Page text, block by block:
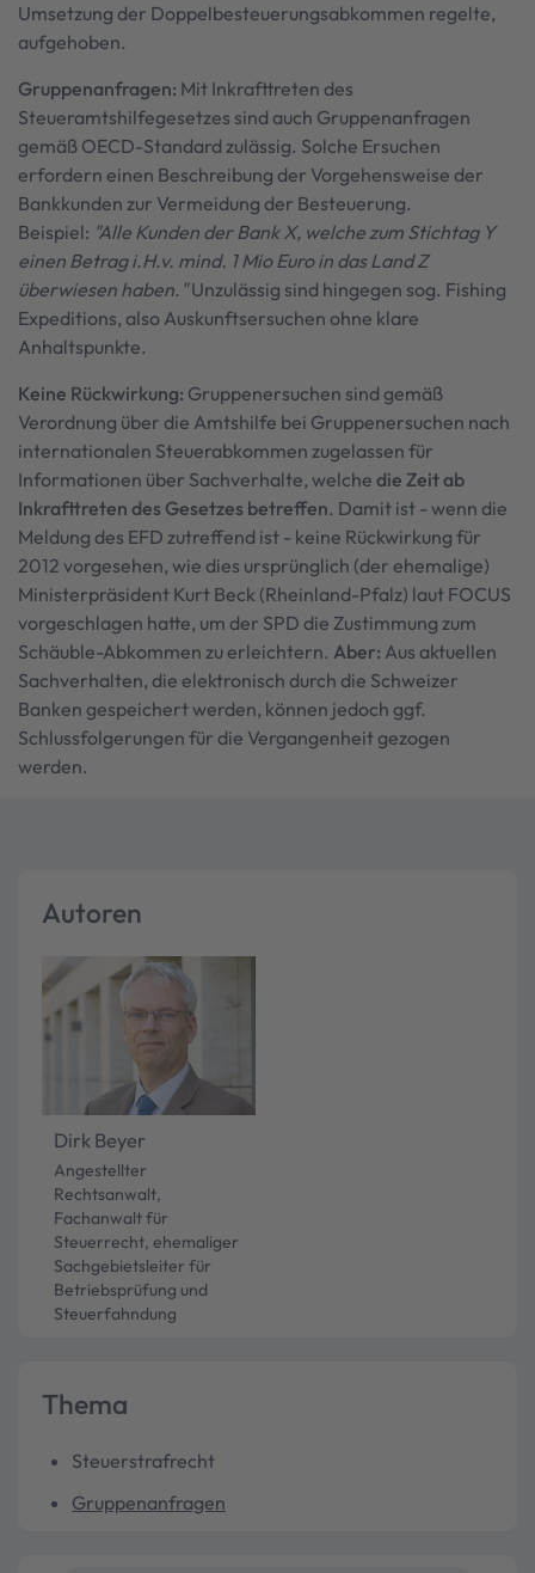
Umsetzung der Doppelbesteuerungsabkommen regelte,
aufgehoben.
Gruppenanfragen: Mit Inkrafttreten des
Steueramtshilfegesetzes sind auch Gruppenanfragen
gemäß OECD-Standard zulässig. Solche Ersuchen
erfordern einen Beschreibung der Vorgehensweise der
Bankkunden zur Vermeidung der Besteuerung.
Beispiel: "Alle Kunden der Bank X, welche zum Stichtag Y
einen Betrag i.H.v. mind. 1 Mio Euro in das Land Z
überwiesen haben."Unzulässig sind hingegen sog. Fishing
Expeditions, also Auskunftsersuchen ohne klare
Anhaltspunkte.
Keine Rückwirkung: Gruppenersuchen sind gemäß
Verordnung über die Amtshilfe bei Gruppenersuchen nach
internationalen Steuerabkommen zugelassen für
Informationen über Sachverhalte, welche die Zeit ab
Inkrafttreten des Gesetzes betreffen. Damit ist - wenn die
Meldung des EFD zutreffend ist - keine Rückwirkung für
2012 vorgesehen, wie dies ursprünglich (der ehemalige)
Ministerpräsident Kurt Beck (Rheinland-Pfalz) laut FOCUS
vorgeschlagen hatte, um der SPD die Zustimmung zum
Schäuble-Abkommen zu erleichtern. Aber: Aus aktuellen
Sachverhalten, die elektronisch durch die Schweizer
Banken gespeichert werden, können jedoch ggf.
Schlussfolgerungen für die Vergangenheit gezogen
werden.
Autoren
Dirk Beyer
Angestellter
Rechtsanwalt,
Fachanwalt für
Steuerrecht, ehemaliger
Sachgebietsleiter für
Betriebsprüfung und
Steuerfahndung
Thema
Steuerstrafrecht
Gruppenanfragen